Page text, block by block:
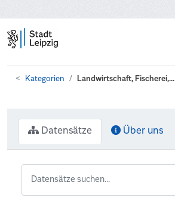
Kategorien Landwirtschaft, Fischerei,...
Datensätze Über uns